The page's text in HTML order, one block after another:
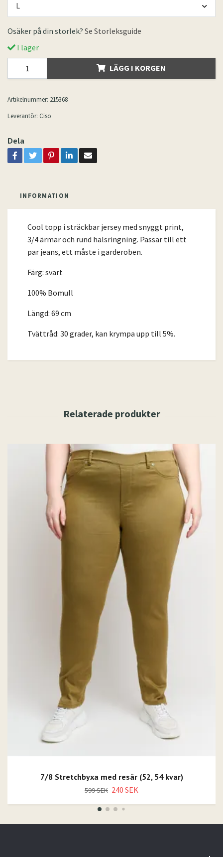
L
Osäker på din storlek? Se Storleksguide
I lager
LÄGG I KORGEN
Artikelnummer: 215368
Leverantör: Ciso
Dela
INFORMATION
Cool topp i sträckbar jersey med snyggt print,
3/4 ärmar och rund halsringning. Passar till ett
par jeans, ett måste i garderoben.
Färg: svart
100% Bomull
Längd: 69 cm
Tvättråd: 30 grader, kan krympa upp till 5%.
7/8 Stretchbyxa med resår (52, 54 kvar)
599 SEK 240 SEK